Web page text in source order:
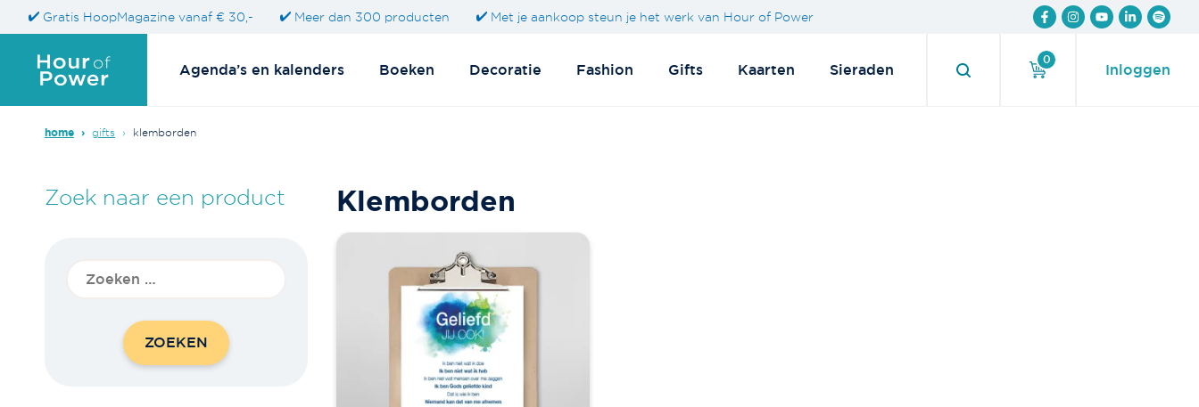
Gratis HoopMagazine vanaf € 30,- Meer dan 300 producten Met je aankoop steun je het werk van Hour of Power
Agenda’s en kalenders Boeken Decoratie Fashion Gifts Kaarten Sieraden
0
Inloggen
home › gifts › klemborden
Zoek naar een product
naar:
Klemborden